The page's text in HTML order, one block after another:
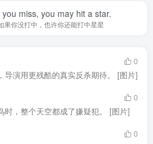
miss, you may hit a star.
果你没打中，也许你还能打中星星
0
导演用更残酷的真实反杀期待。 [图片]
0
时，整个天空都成了嫌疑犯。 [图片]
0